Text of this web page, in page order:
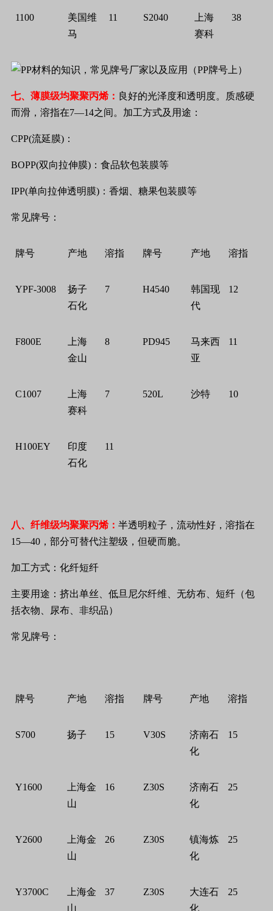
1100
美国维
马
11 S2040
上海
赛科
38
七、薄膜级均聚聚丙烯： 良好的光泽度和透明度。质感硬
而滑，溶指在7—14之间。加工方式及用途：
CPP(流延膜) ：
BOPP(双向拉伸膜) ：食品软包装膜等
IPP(单向拉伸透明膜) ：香烟、糖果包装膜等
常见牌号：
牌号 产地 溶指 牌号 产地 溶指
YPF-3008
扬子
石化
7 H4540
韩国现
代
12
F800E
上海
金山
8 PD945
马来西
亚
11
C1007
上海
赛科
7 520L 沙特 10
H100EY
印度
石化
11
八、纤维级均聚聚丙烯： 半透明粒子，流动性好，溶指在
15—40 ，部分可替代注塑级，但硬而脆。
加工方式：化纤短纤
主要用途：挤出单丝、低旦尼尔纤维、无纺布、短纤（包
括衣物、尿布、非织品）
常见牌号：
牌号 产地 溶指 牌号 产地 溶指
S700 扬子 15 V30S
济南石
化
15
Y1600
上海金
山
16 Z30S
济南石
化
25
Y2600
上海金
山
26 Z30S
镇海炼
化
25
Y3700C
上海金
山
37 Z30S
大连石
化
25